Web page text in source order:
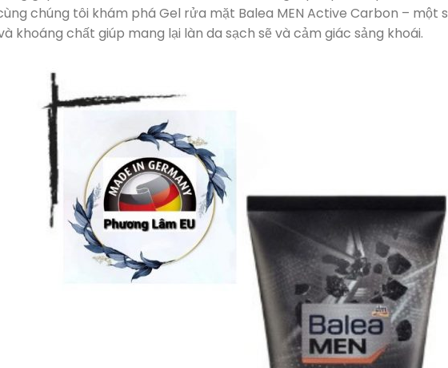
chúng tôi khám phá Gel rửa mặt Balea MEN Active Carbon –
khoáng chất giúp mang lại làn da sạch sẽ và cảm giác sảng khoái.